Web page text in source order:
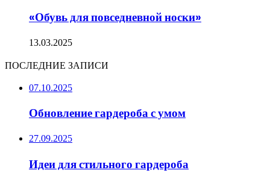
«Обувь для повседневной носки»
13.03.2025
ПОСЛЕДНИЕ ЗАПИСИ
07.10.2025
Обновление гардероба с умом
27.09.2025
Идеи для стильного гардероба